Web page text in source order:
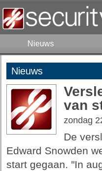
Nieuws
Nieuws
van
zondag
De
Edward Snowden
start gegaan. "In